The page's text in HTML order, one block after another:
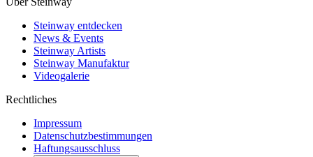
Steinway entdecken
News & Events
Steinway Artists
Steinway Manufaktur
Videogalerie
Rechtliches
Impressum
Datenschutzbestimmungen
Haftungsausschluss